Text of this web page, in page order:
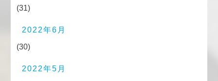
(31)
2022年6月
(30)
2022年5月